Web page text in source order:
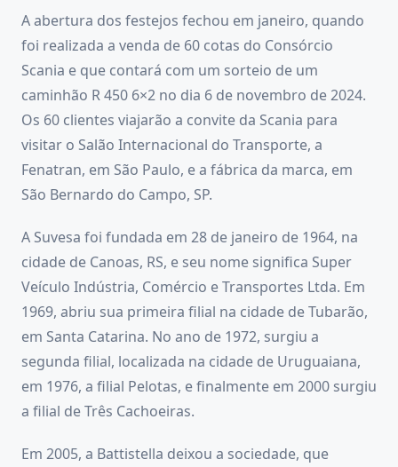
A abertura dos festejos fechou em janeiro, quando
foi realizada a venda de 60 cotas do Consórcio
Scania e que contará com um sorteio de um
caminhão R 450 6×2 no dia 6 de novembro de 2024.
Os 60 clientes viajarão a convite da Scania para
visitar o Salão Internacional do Transporte, a
Fenatran, em São Paulo, e a fábrica da marca, em
São Bernardo do Campo, SP.
A Suvesa foi fundada em 28 de janeiro de 1964, na
cidade de Canoas, RS, e seu nome significa Super
Veículo Indústria, Comércio e Transportes Ltda. Em
1969, abriu sua primeira filial na cidade de Tubarão,
em Santa Catarina. No ano de 1972, surgiu a
segunda filial, localizada na cidade de Uruguaiana,
em 1976, a filial Pelotas, e finalmente em 2000 surgiu
a filial de Três Cachoeiras.
Em 2005, a Battistella deixou a sociedade, que